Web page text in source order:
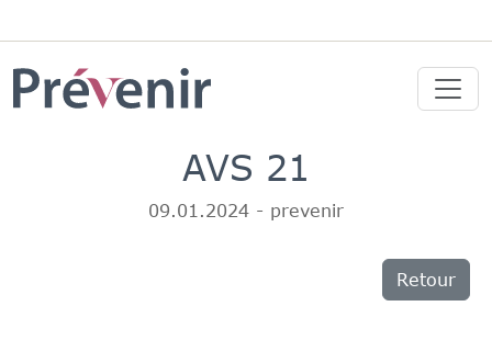
AVS 21
09.01.2024 - prevenir
Retour